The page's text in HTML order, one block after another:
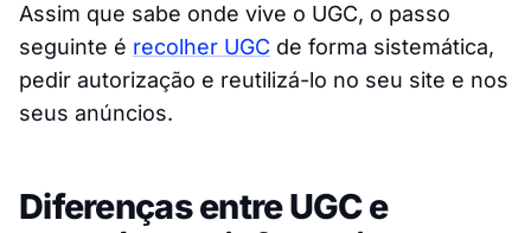
Assim que sabe onde vive o UGC, o passo
seguinte é recolher UGC de forma sistemática,
pedir autorização e reutilizá-lo no seu site e nos
seus anúncios.
Diferenças entre UGC e